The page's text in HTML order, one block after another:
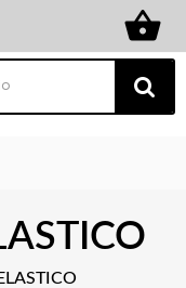
shopping_basket